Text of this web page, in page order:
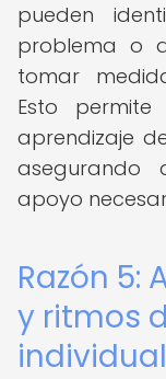
pueden
problema o
tomar
Esto
aprendizaje
asegurando
apoyo
Razón 5:
y ritmos